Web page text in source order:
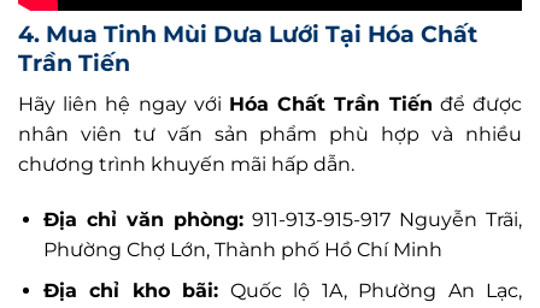
4. Mua Tinh Mùi Dưa Lưới Tại Hóa Chất
Trần Tiến
Hãy liên hệ ngay với Hóa Chất Trần Tiến để được
nhân viên tư vấn sản phẩm phù hợp và nhiều
chương trình khuyến mãi hấp dẫn.
Địa chỉ văn phòng:911-913-915-917 Nguyễn Trãi,
Phường Chợ Lớn, Thành phố Hồ Chí Minh
Địa chỉ kho bãi: Quốc lộ 1A, Phường An Lạc,